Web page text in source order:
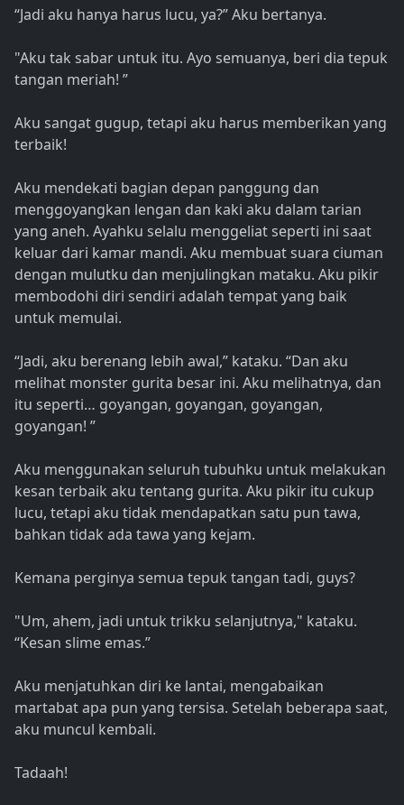
“Jadi aku hanya harus lucu, ya?” Aku bertanya.
"Aku tak sabar untuk itu. Ayo semuanya, beri dia tepuk
tangan meriah! ”
Aku sangat gugup, tetapi aku harus memberikan yang
terbaik!
Aku mendekati bagian depan panggung dan
menggoyangkan lengan dan kaki aku dalam tarian
yang aneh. Ayahku selalu menggeliat seperti ini saat
keluar dari kamar mandi. Aku membuat suara ciuman
dengan mulutku dan menjulingkan mataku. Aku pikir
membodohi diri sendiri adalah tempat yang baik
untuk memulai.
“Jadi, aku berenang lebih awal,” kataku. “Dan aku
melihat monster gurita besar ini. Aku melihatnya, dan
itu seperti… goyangan, goyangan, goyangan,
goyangan! ”
Aku menggunakan seluruh tubuhku untuk melakukan
kesan terbaik aku tentang gurita. Aku pikir itu cukup
lucu, tetapi aku tidak mendapatkan satu pun tawa,
bahkan tidak ada tawa yang kejam.
Kemana perginya semua tepuk tangan tadi, guys?
"Um, ahem, jadi untuk trikku selanjutnya," kataku.
“Kesan slime emas.”
Aku menjatuhkan diri ke lantai, mengabaikan
martabat apa pun yang tersisa. Setelah beberapa saat,
aku muncul kembali.
Tadaah!